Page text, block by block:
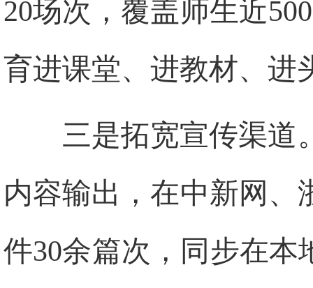
20场次，覆盖师生近
育进课堂、进教材、进
三是拓宽宣传渠道
内容输出，在中新网、
件30余篇次，同步在本